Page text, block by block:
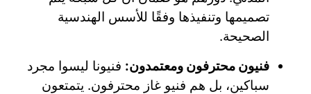
تصميمها وتنفيذها وفقًا للأسس الهندسية
الصحيحة.
فنيون محترفون ومعتمدون: فنيونا ليسوا مجرد
سباكين، بل هم فنيو غاز محترفون. يتمتعون